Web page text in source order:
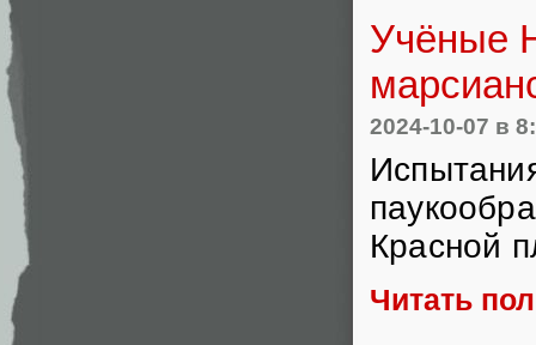
Учёные
2024-10-07 в
Красной
Читать